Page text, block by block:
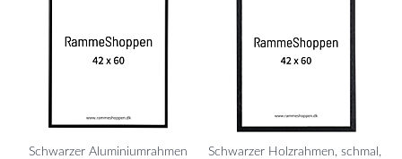
Schwarzer Aluminiumrahmen
Schwarzer Holzrahmen, schmal,